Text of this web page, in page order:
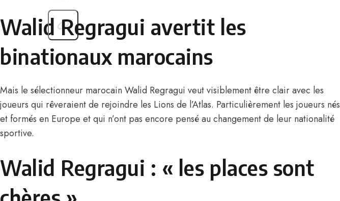
Walid Regragui avertit les
binationaux marocains
Mais le sélectionneur marocain Walid Regragui veut visiblement être clair avec les
joueurs qui rêveraient de rejoindre les Lions de l’Atlas. Particulièrement les joueurs nés
et formés en Europe et qui n’ont pas encore pensé au changement de leur nationalité
sportive.
Walid Regragui : « les places sont